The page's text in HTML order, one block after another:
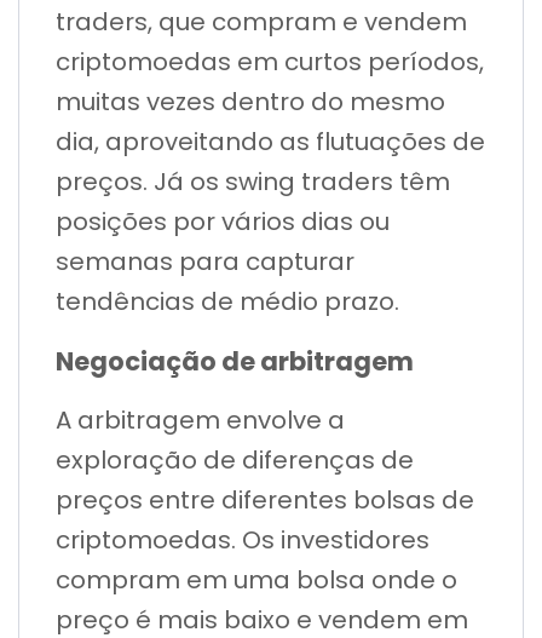
traders, que compram e vendem
criptomoedas em curtos períodos,
muitas vezes dentro do mesmo
dia, aproveitando as flutuações de
preços. Já os swing traders têm
posições por vários dias ou
semanas para capturar
tendências de médio prazo.
Negociação de arbitragem
A arbitragem envolve a
exploração de diferenças de
preços entre diferentes bolsas de
criptomoedas. Os investidores
compram em uma bolsa onde o
preço é mais baixo e vendem em